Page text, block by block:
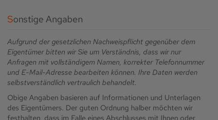
Sonstige Angaben
Aufgrund der gesetzlichen Nachweispflicht gegenüber dem
Eigentümer bitten wir Sie um Verständnis, dass wir nur
Anfragen mit vollständigem Namen, korrekter Telefonnummer
und E-Mail-Adresse bearbeiten können. Ihre Daten werden
selbstverständlich vertraulich behandelt.
Obige Angaben basieren auf Informationen und Unterlagen
des Eigentümers. Der guten Ordnung halber möchten wir